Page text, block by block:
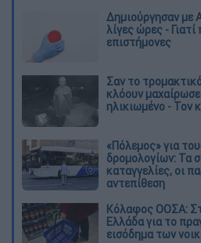
Δημιούργησαν με
λίγες ώρες -
επιστήμονες
Σαν το
κλόουν
ηλικιωμένο - Τον
«Πόλεμος» για
δρομολογίων: Τα
καταγγελίες, οι
αντεπίθεση
Κόλαφος ΟΟΣΑ:
Ελλάδα για το
εισόδημα των